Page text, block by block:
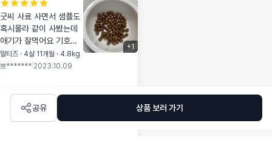
굿씨 사료 사면서 샘플도
혹시몰라 같이 사봤는데
애기가 잘먹어요 기호성
도 좋고 성분도 괜찮은것
같아서 샘플이랑 본품 다
말티즈 · 4살 11개월 · 4.8kg
뽀******* 2023.10.09
+1
공유 상품 보러 가기